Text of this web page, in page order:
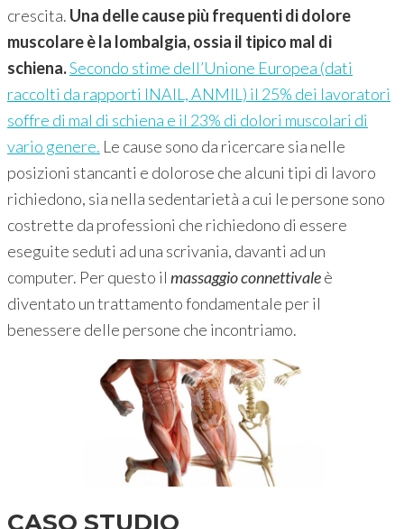
crescita. Una delle cause più frequenti di dolore
muscolare è la lombalgia, ossia il tipico mal di
schiena.Secondo stime dell’Unione Europea (dati
raccolti da rapporti INAIL, ANMIL) il 25% dei lavoratori
soffre di mal di schiena e il 23% di dolori muscolari di
vario genere. Le cause sono da ricercare sia nelle
posizioni stancanti e dolorose che alcuni tipi di lavoro
richiedono, sia nella sedentarietà a cui le persone sono
costrette da professioni che richiedono di essere
eseguite seduti ad una scrivania, davanti ad un
computer. Per questo il massaggio connettivaleè
diventato un trattamento fondamentale per il
benessere delle persone che incontriamo.
CASO STUDIO